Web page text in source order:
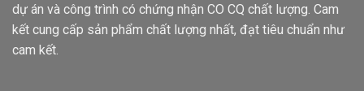
dự án và công trình có chứng nhận CO CQ chất lượng. Cam
kết cung cấp sản phẩm chất lượng nhất, đạt tiêu chuẩn như
cam kết.